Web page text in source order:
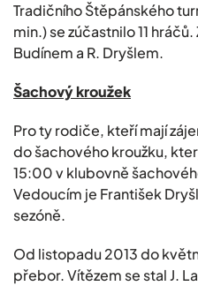
Tradičního Štěpánského
min.) se zúčastnilo 11
Budínem a R. Dryšlem.
Šachový kroužek
Pro ty rodiče, kteří mají
do šachového kroužku,
15:00 v klubovně
Vedoucím je František
sezóně.
Od listopadu 2013 do
přebor. Vítězem se stal J.